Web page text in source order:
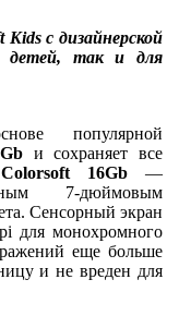
Kidsс дизайнерской
детей, так и для
популярной
и сохраняет все
16Gb—
7-дюймовым
Сенсорный экран
для монохромного
еще больше
и не вреден для